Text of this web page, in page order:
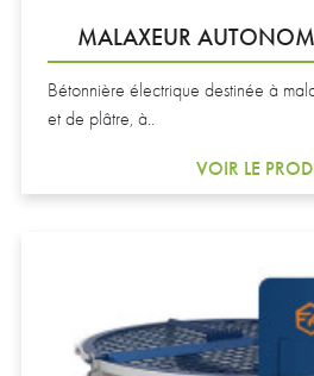
MALAXEUR
Bétonnière électrique destinée à
et de plâtre, à..
VOIR LE